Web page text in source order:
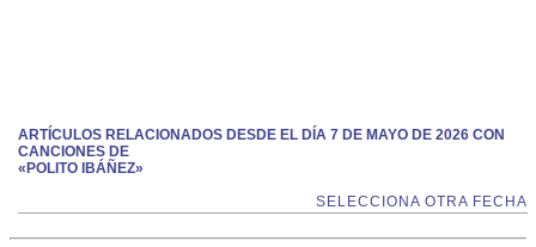
ARTÍCULOS RELACIONADOS DESDE EL DÍA 7 DE MAYO DE 2026 CON
CANCIONES DE
«POLITO IBÁÑEZ»
SELECCIONA OTRA FECHA